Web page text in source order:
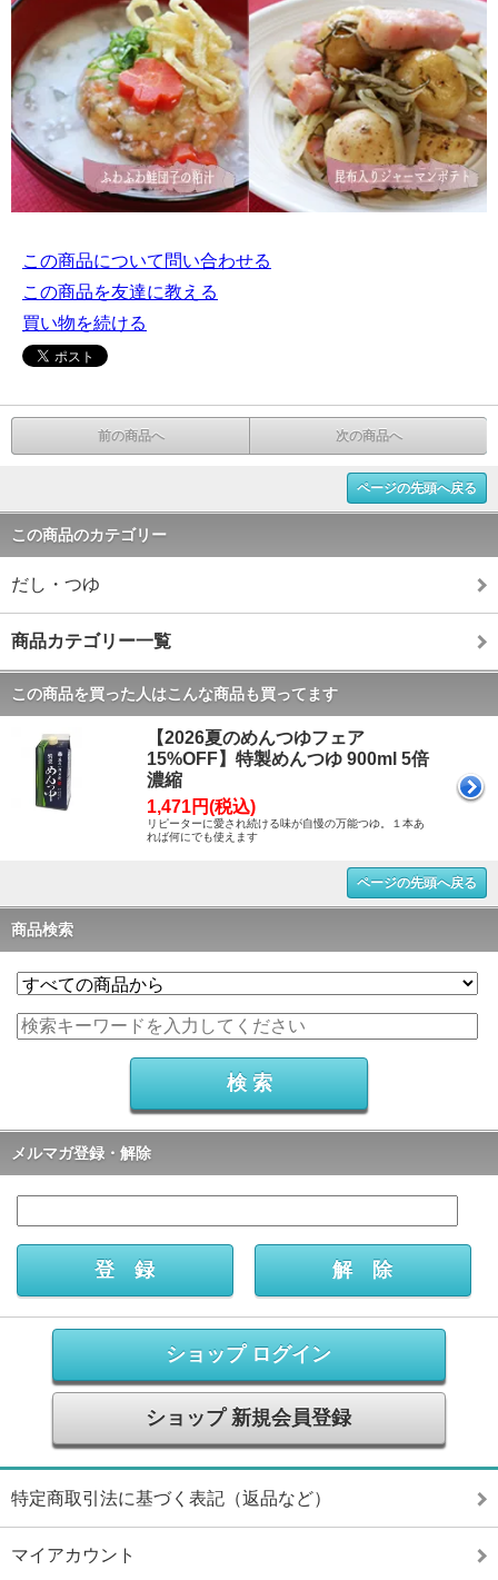
この商品について問い合わせる
この商品を友達に教える
買い物を続ける
前の商品へ 次の商品へ
ページの先頭へ戻る
この商品のカテゴリー
だし・つゆ
商品カテゴリー一覧
この商品を買った人はこんな商品も買ってます
【2026夏のめんつゆフェア
15%OFF】特製めんつゆ 900ml 5倍
濃縮
1,471円(税込)
リピーターに愛され続ける味が自慢の万能つゆ。１本あ
れば何にでも使えます
ページの先頭へ戻る
商品検索
メルマガ登録・解除
ショップ ログイン
ショップ 新規会員登録
特定商取引法に基づく表記（返品など）
マイアカウント